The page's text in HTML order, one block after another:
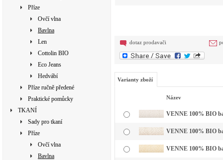
Příze
Ovčí vlna
Bavlna
Len
Cottolin BIO
Eco Jeans
Hedvábí
Příze ručně předené
Praktické pomůcky
TKANÍ
Sady pro tkaní
Příze
Ovčí vlna
Bavlna
dotaz prodavači
Varianty zboží
Název
VENNE 100% BIO
VENNE 100% BIO
VENNE 100% BIO